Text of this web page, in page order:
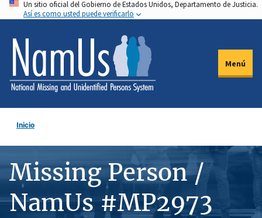
Pasar
al
contenido
principal
Un sitio oficial del Gobierno de Estados Unidos, Departamento de Justicia.
Así es como usted puede verificarlo
Menú
Inicio
Missing Person /
NamUs #MP2973